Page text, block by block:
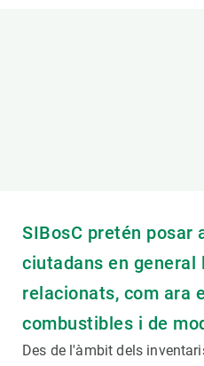
SIBosC pretén
ciutadans en
relacionats, com ara
combustibles i de
Des de l'àmbit dels